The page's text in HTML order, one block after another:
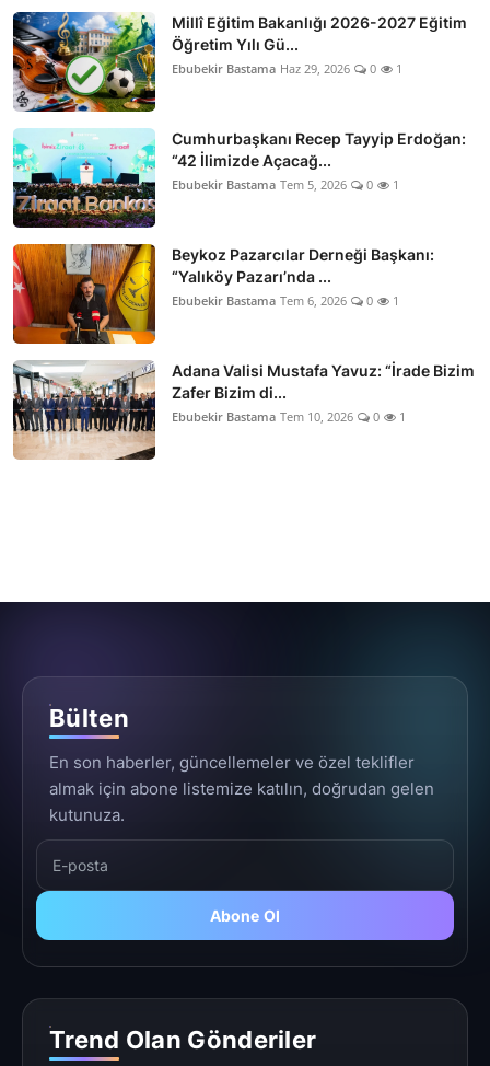
Millî Eğitim Bakanlığı 2026-2027 Eğitim
Öğretim Yılı Gü...
Ebubekir Bastama Haz 29, 2026 0 1
Cumhurbaşkanı Recep Tayyip Erdoğan:
“42 İlimizde Açacağ...
Ebubekir Bastama Tem 5, 2026 0 1
Beykoz Pazarcılar Derneği Başkanı:
“Yalıköy Pazarı’nda ...
Ebubekir Bastama Tem 6, 2026 0 1
Adana Valisi Mustafa Yavuz: “İrade Bizim
Zafer Bizim di...
Ebubekir Bastama Tem 10, 2026 0 1
Bülten
En son haberler, güncellemeler ve özel teklifler
almak için abone listemize katılın, doğrudan gelen
kutunuza.
Abone Ol
Trend Olan Gönderiler